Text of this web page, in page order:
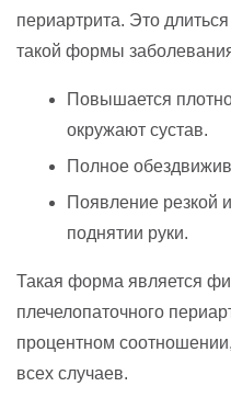
периартрита. Это
такой формы
Повышается
окружают сустав.
Полное
Появление резкой
поднятии руки.
Такая форма является
плечелопаточного
процентном
всех случаев.